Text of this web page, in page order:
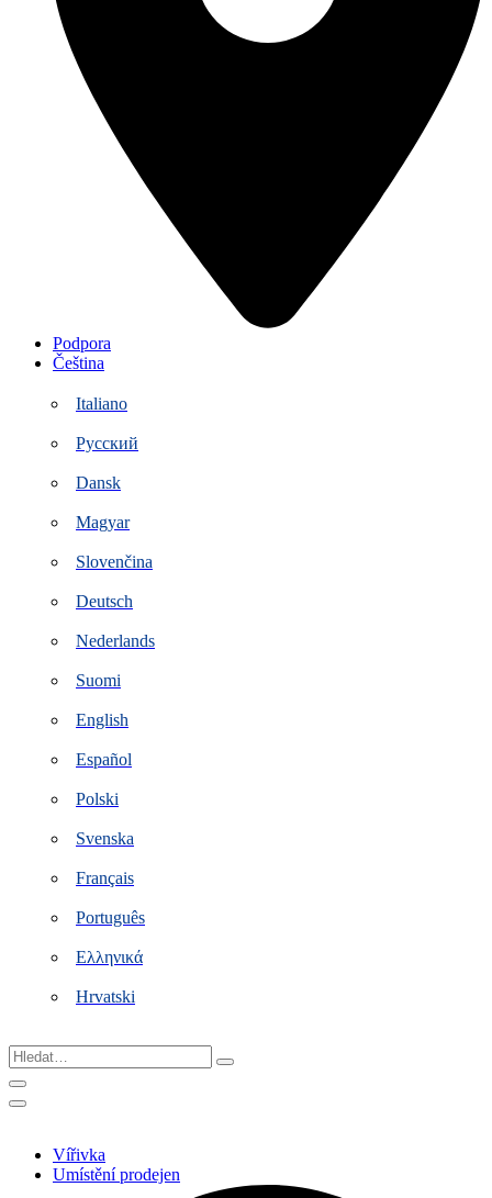
Podpora
Čeština
Italiano
Русский
Dansk
Magyar
Slovenčina
Deutsch
Nederlands
Suomi
English
Español
Polski
Svenska
Français
Português
Ελληνικά
Hrvatski
Hledat…
Vířivka
Umístění prodejen